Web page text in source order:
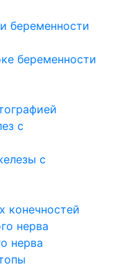
беременности
беременности
с
с
конечностей
нерва
нерва